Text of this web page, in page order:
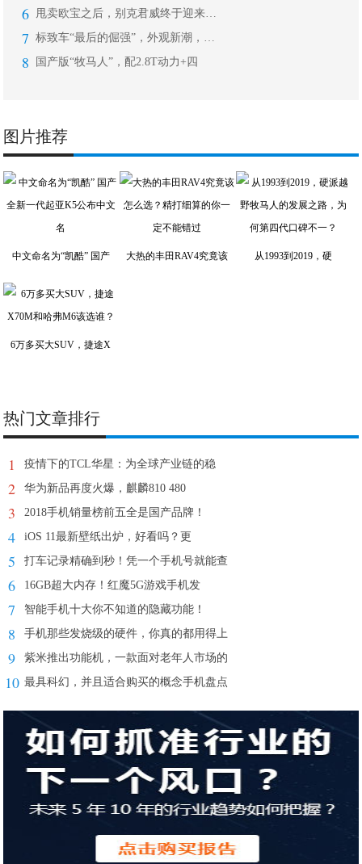
6 甩卖欧宝之后，别克君威终于迎来改款，
7 标致车“最后的倔强”，外观新潮，内饰
8 国产版“牧马人”，配2.8T动力+四
图片推荐
中文命名为“凯酷” 国产 大热的丰田RAV4究竟该 从1993到2019，硬
6万多买大SUV，捷途X
热门文章排行
1 疫情下的TCL华星：为全球产业链的稳
2 华为新品再度火爆，麒麟810 480
3 2018手机销量榜前五全是国产品牌！
4 iOS 11最新壁纸出炉，好看吗？更
5 打车记录精确到秒！凭一个手机号就能查
6 16GB超大内存！红魔5G游戏手机发
7 智能手机十大你不知道的隐藏功能！
8 手机那些发烧级的硬件，你真的都用得上
9 紫米推出功能机，一款面对老年人市场的
10 最具科幻，并且适合购买的概念手机盘点